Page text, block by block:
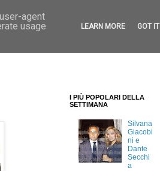
I PIÙ POPOLARI DELLA
SETTIMANA
Silvana
Giacobi
ni e
Dante
Secchi
a
agent
usage
LEARN MORE GOT IT